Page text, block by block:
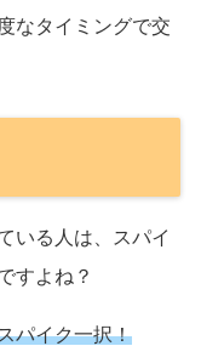
なタイミングで交
いる人は、スパイ
すよね？
パイク一択！